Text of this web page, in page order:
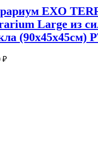
EXO
Large из
(90х45х45см)
₽